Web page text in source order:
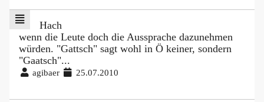
Hach
wenn die Leute doch die Aussprache dazunehmen
würden. "Gattsch" sagt wohl in Ö keiner, sondern
"Gaatsch"...
agibaer 25.07.2010